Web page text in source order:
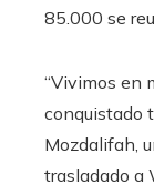
85.000 se
“Vivimos en
conquistado
Mozdalifah,
trasladado a